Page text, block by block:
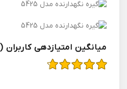
میانگین امتیازدهی کاربران (522)